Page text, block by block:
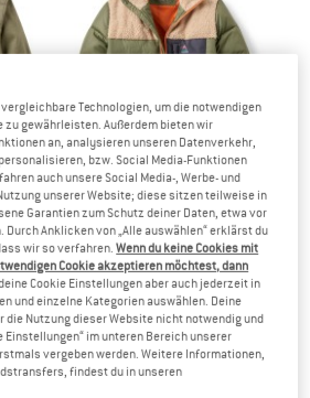
Canvas Jacket
PASSENGER
Women's Inspire Recycled
Winterjacke
ab 154,95 €
5,0(1)
Technologien, um die notwendigen
zu gewährleisten. Außerdem bieten wir
an, analysieren unseren Datenverkehr,
bzw. Social Media-Funktionen
auch unsere Social Media-, Werbe- und
unserer Website; diese sitzen teilweise in
Garantien zum Schutz deiner Daten, etwa vor
Durch Anklicken von „Alle auswählen“ erklärst du
wir so verfahren.Wenn du keine Cookies mit
Cookie akzeptieren möchtest, dann
deine Cookie Einstellungen aber auch jederzeit in
und einzelne Kategorien auswählen. Deine
Nutzung dieser Website nicht notwendig und
Einstellungen“ im unteren Bereich unserer
vergeben werden. Weitere Informationen,
findest du in unseren